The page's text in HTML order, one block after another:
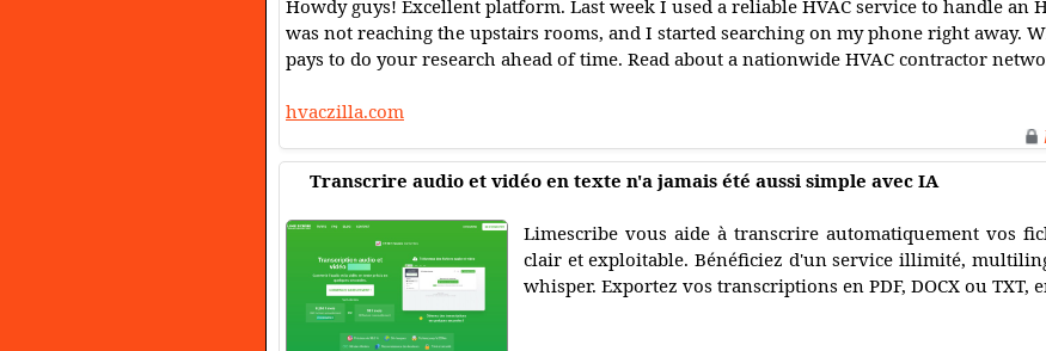
Howdy guys! Excellent platform. Last week I used a reliable HVAC service to handle an
was not reaching the upstairs rooms, and I started searching on my phone right away.
pays to do your research ahead of time. Read about a nationwide HVAC contractor
hvaczilla.com
Transcrire audio et vidéo en texte n'a jamais été aussi simple avec IA
Limescribe vous aide à transcrire automatiquement vos
clair et exploitable. Bénéficiez d'un service illimité,
whisper. Exportez vos transcriptions en PDF, DOCX ou TXT,